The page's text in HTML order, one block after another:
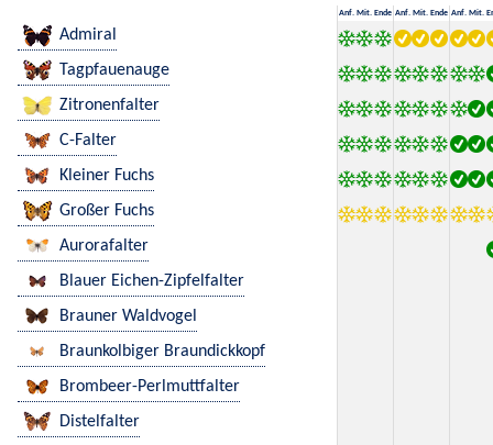
Anf. Mit. Ende Anf. Mit. Ende Anf. Mit.
Admiral
Tagpfauenauge
Zitronenfalter
C-Falter
Kleiner Fuchs
Großer Fuchs
Aurorafalter
Blauer Eichen-Zipfelfalter
Brauner Waldvogel
Braunkolbiger Braundickkopf
Brombeer-Perlmuttfalter
Distelfalter